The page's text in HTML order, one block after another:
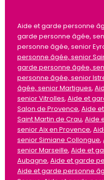
Aide et garde personne
garde personne âgée,
personne âgée, senior
personne âgée, senior
garde personne âgée,
personne âgée, senior
âgée, senior Martigues,
senior Vitrolles, Aide et
Salon de Provence, Aide
Saint Martin de Crau, Aide
senior Aix en Provence,
senior Simiane Collongue,
senior Marseille, Aide et
Aubagne, Aide et garde
Aide et garde personne